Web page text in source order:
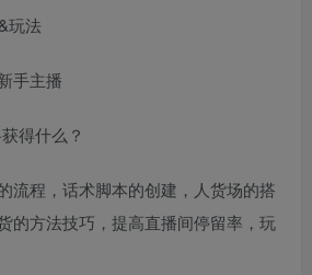
玩法
手主播
得什么？
流程，话术脚本的创建，人货场的搭
的方法技巧，提高直播间停留率，玩